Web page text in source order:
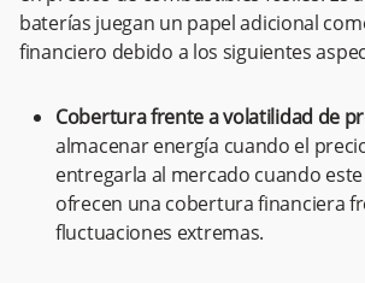
baterías juegan un papel adicional
financiero debido a los siguientes
Cobertura frente a volatilidad de
almacenar energía cuando el
entregarla al mercado cuando
ofrecen una cobertura financiera
fluctuaciones extremas.